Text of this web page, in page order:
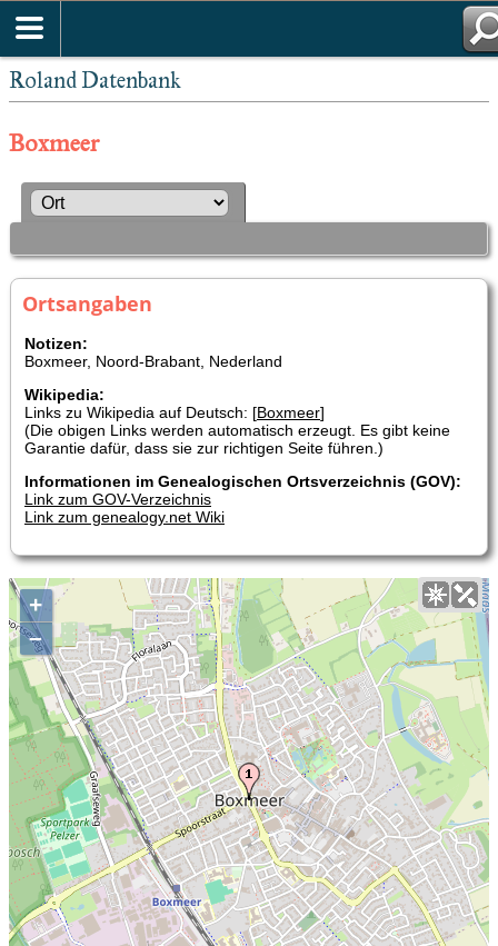
Roland Datenbank
Boxmeer
Ortsangaben
Notizen:
Boxmeer, Noord-Brabant, Nederland
Wikipedia:
Links zu Wikipedia auf Deutsch: [Boxmeer]
(Die obigen Links werden automatisch erzeugt. Es gibt keine
Garantie dafür, dass sie zur richtigen Seite führen.)
Informationen im Genealogischen Ortsverzeichnis (GOV):
Link zum GOV-Verzeichnis
Link zum genealogy.net Wiki
+
–